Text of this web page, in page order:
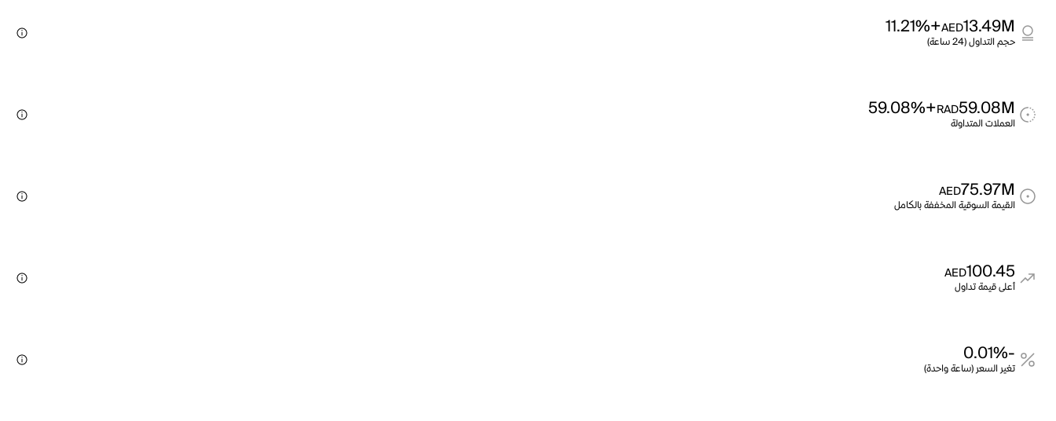
13.49M
AED
+11.21%
حجم التداول (24 ساعة)
59.08M
RAD
+59.08%
العملات المتداولة
75.97M
AED
القيمة السوقية المخففة بالكامل
100.45
AED
أعلى قيمة تداول
-0.01%
تغير السعر (ساعة واحدة)